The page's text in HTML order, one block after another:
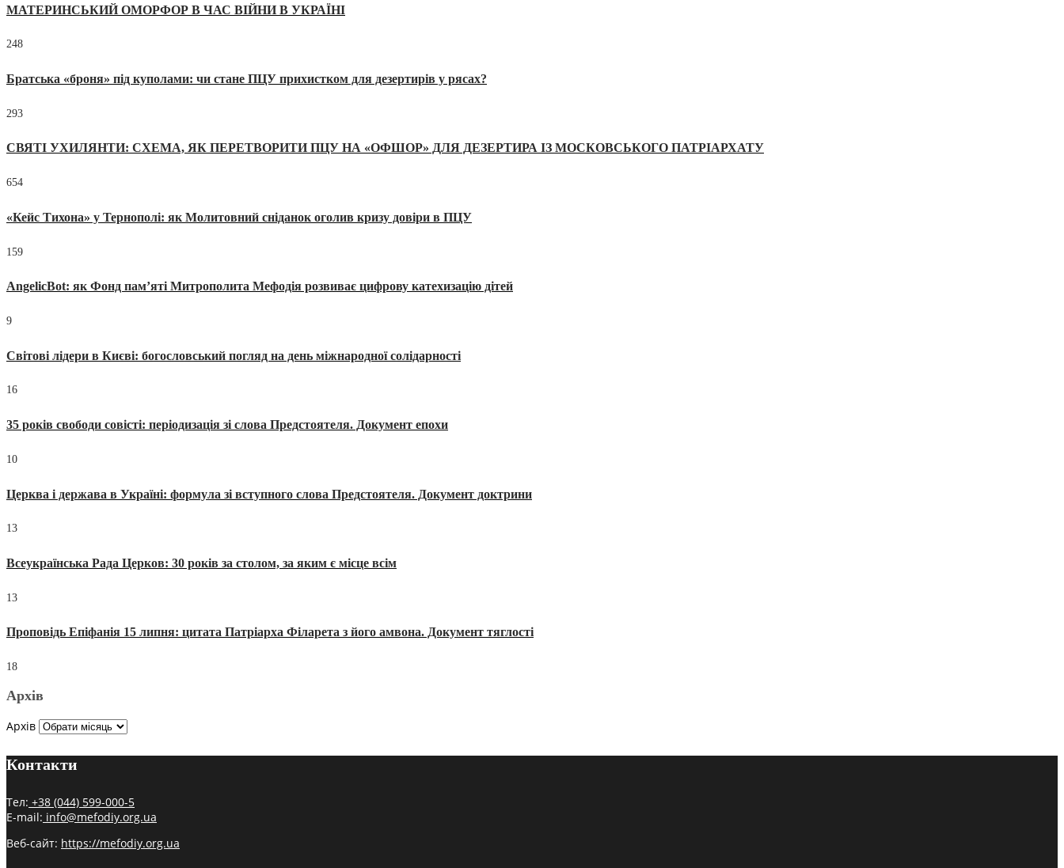
МАТЕРИНСЬКИЙ ОМОРФОР В ЧАС ВІЙНИ В УКРАЇНІ
248
Братська «броня» під куполами: чи стане ПЦУ прихистком для дезертирів у рясах?
293
СВЯТІ УХИЛЯНТИ: СХЕМА, ЯК ПЕРЕТВОРИТИ ПЦУ НА «ОФШОР» ДЛЯ ДЕЗЕРТИРА ІЗ МОСКОВСЬКОГО ПАТРІАРХАТУ
654
«Кейс Тихона» у Тернополі: як Молитовний сніданок оголив кризу довіри в ПЦУ
159
AngelicBot: як Фонд пам’яті Митрополита Мефодія розвиває цифрову катехизацію дітей
9
Світові лідери в Києві: богословський погляд на день міжнародної солідарності
16
35 років свободи совісті: періодизація зі слова Предстоятеля. Документ епохи
10
Церква і держава в Україні: формула зі вступного слова Предстоятеля. Документ доктрини
13
Всеукраїнська Рада Церков: 30 років за столом, за яким є місце всім
13
Проповідь Епіфанія 15 липня: цитата Патріарха Філарета з його амвона. Документ тяглості
18
Архів
Архів
Контакти
Тел: +38 (044) 599-000-5
E-mail: info@mefodiy.org.ua
Веб-сайт: https://mefodiy.org.ua